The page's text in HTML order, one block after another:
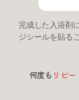
完成した入浴剤
ジシールを貼る
何度も リピー